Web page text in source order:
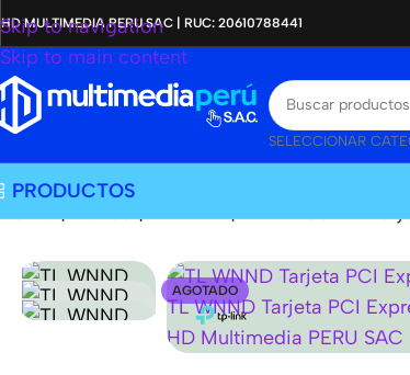
Skip to navigation
Skip to main content
HD MULTIMEDIA PERU SAC | RUC: 20610788441
PRODUCTOS
Home | Tienda | TP-LINK |TL-WN881ND
AGOTADO